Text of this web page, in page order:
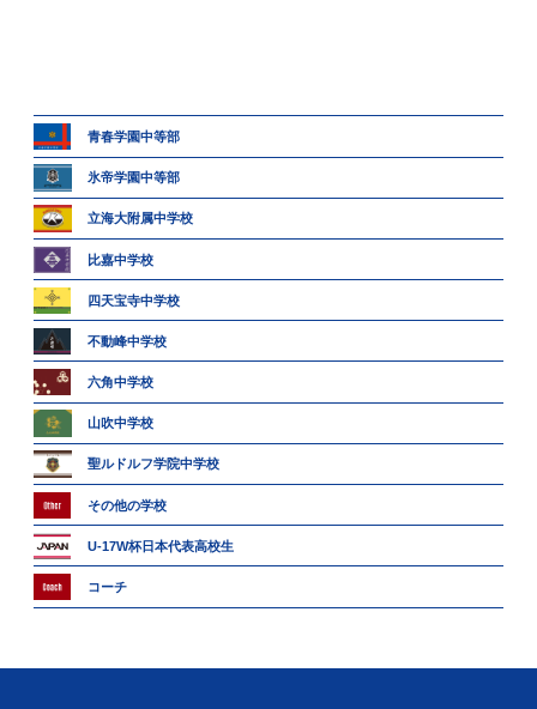
青春学園中等部
氷帝学園中等部
立海大附属中学校
比嘉中学校
四天宝寺中学校
不動峰中学校
六角中学校
山吹中学校
聖ルドルフ学院中学校
その他の学校
U-17W杯日本代表高校生
コーチ